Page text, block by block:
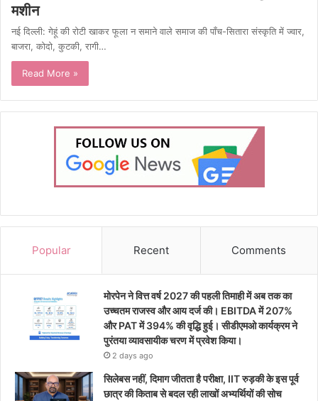
मशीन
नई दिल्ली: गेहूं की रोटी खाकर फूला न समाने वाले समाज की पाँच-सितारा संस्कृति में ज्वार,
बाजरा, कोदो, कुटकी, रागी…
Read More »
Popular Recent Comments
मोरपेन ने वित्त वर्ष 2027 की पहली तिमाही में अब तक का
उच्चतम राजस्व और आय दर्ज की। EBITDA में 207%
और PAT में 394% की वृद्धि हुई। सीडीएमओ कार्यक्रम ने
पुरंतया व्यावसायीक चरण में प्रवेश किया।
2 days ago
सिलेबस नहीं, दिमाग जीतता है परीक्षा, IIT रुड़की के इस पूर्व
छात्र की किताब से बदल रही लाखों अभ्यर्थियों की सोच